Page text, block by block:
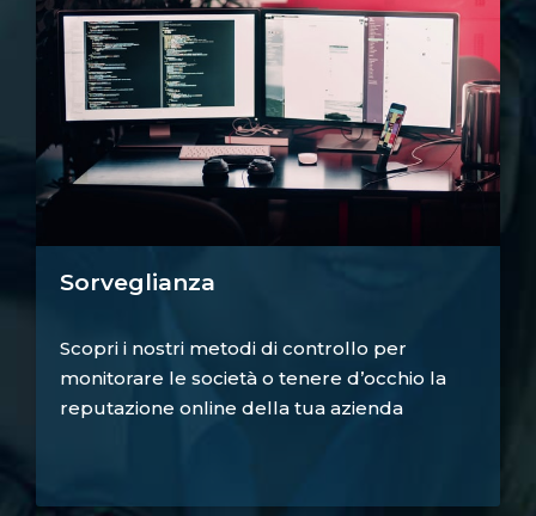
Sorveglianza
Scopri i nostri metodi di controllo per
monitorare le società o tenere d’occhio la
reputazione online della tua azienda